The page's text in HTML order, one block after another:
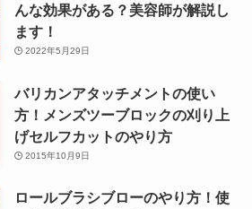
んな効果がある？美容師が解説し
ます！
2022年5月29日
バリカンアタッチメントの使い
方！メンズツーブロックの刈り上
げセルフカットのやり方
2015年10月9日
ロールブラシブローのやり方！使